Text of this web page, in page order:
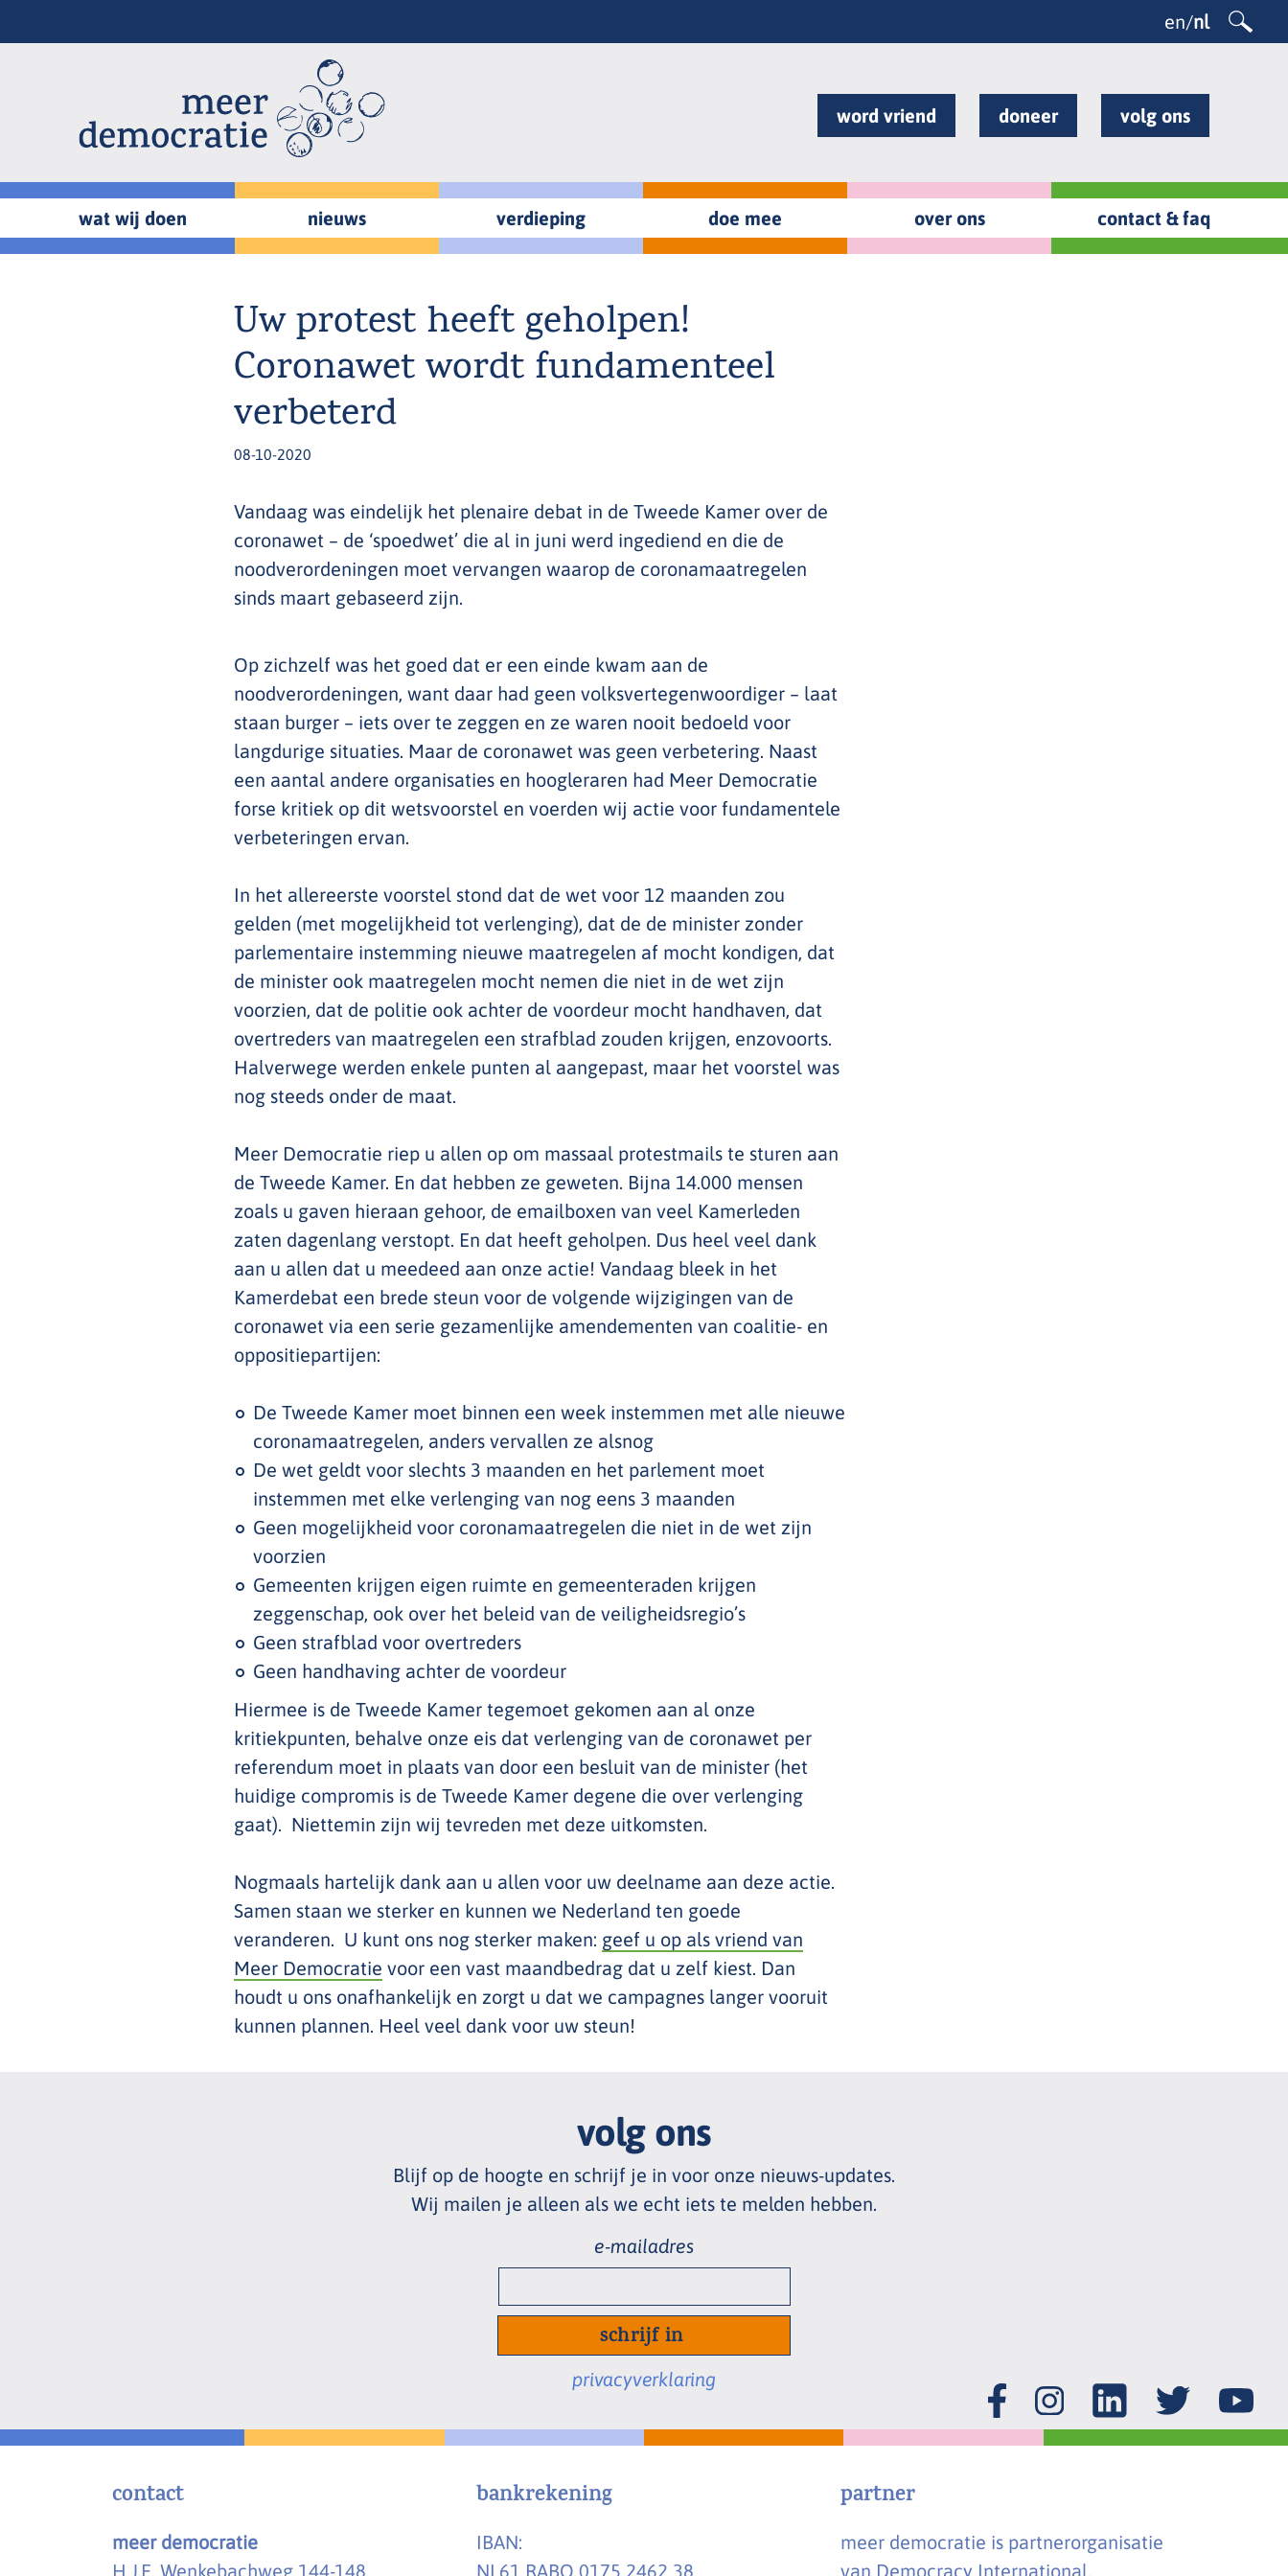
en
en/nl
word vriend doneer volg ons
wat wij doen nieuws verdieping doe mee over ons contact & faq
Uw protest heeft geholpen!
Coronawet wordt fundamenteel
verbeterd
08-10-2020
Vandaag was eindelijk het plenaire debat in de Tweede Kamer over de
coronawet – de ‘spoedwet’ die al in juni werd ingediend en die de
noodverordeningen moet vervangen waarop de coronamaatregelen
sinds maart gebaseerd zijn.
Op zichzelf was het goed dat er een einde kwam aan de
noodverordeningen, want daar had geen volksvertegenwoordiger – laat
staan burger – iets over te zeggen en ze waren nooit bedoeld voor
langdurige situaties. Maar de coronawet was geen verbetering. Naast
een aantal andere organisaties en hoogleraren had Meer Democratie
forse kritiek op dit wetsvoorstel en voerden wij actie voor fundamentele
verbeteringen ervan.
In het allereerste voorstel stond dat de wet voor 12 maanden zou
gelden (met mogelijkheid tot verlenging), dat de de minister zonder
parlementaire instemming nieuwe maatregelen af mocht kondigen, dat
de minister ook maatregelen mocht nemen die niet in de wet zijn
voorzien, dat de politie ook achter de voordeur mocht handhaven, dat
overtreders van maatregelen een strafblad zouden krijgen, enzovoorts.
Halverwege werden enkele punten al aangepast, maar het voorstel was
nog steeds onder de maat.
Meer Democratie riep u allen op om massaal protestmails te sturen aan
de Tweede Kamer. En dat hebben ze geweten. Bijna 14.000 mensen
zoals u gaven hieraan gehoor, de emailboxen van veel Kamerleden
zaten dagenlang verstopt. En dat heeft geholpen. Dus heel veel dank
aan u allen dat u meedeed aan onze actie! Vandaag bleek in het
Kamerdebat een brede steun voor de volgende wijzigingen van de
coronawet via een serie gezamenlijke amendementen van coalitie- en
oppositiepartijen:
De Tweede Kamer moet binnen een week instemmen met alle nieuwe
coronamaatregelen, anders vervallen ze alsnog
De wet geldt voor slechts 3 maanden en het parlement moet
instemmen met elke verlenging van nog eens 3 maanden
Geen mogelijkheid voor coronamaatregelen die niet in de wet zijn
voorzien
Gemeenten krijgen eigen ruimte en gemeenteraden krijgen
zeggenschap, ook over het beleid van de veiligheidsregio’s
Geen strafblad voor overtreders
Geen handhaving achter de voordeur
Hiermee is de Tweede Kamer tegemoet gekomen aan al onze
kritiekpunten, behalve onze eis dat verlenging van de coronawet per
referendum moet in plaats van door een besluit van de minister (het
huidige compromis is de Tweede Kamer degene die over verlenging
gaat). Niettemin zijn wij tevreden met deze uitkomsten.
Nogmaals hartelijk dank aan u allen voor uw deelname aan deze actie.
Samen staan we sterker en kunnen we Nederland ten goede
veranderen. U kunt ons nog sterker maken: geef u op als vriend van
Meer Democratie voor een vast maandbedrag dat u zelf kiest. Dan
houdt u ons onafhankelijk en zorgt u dat we campagnes langer vooruit
kunnen plannen. Heel veel dank voor uw steun!
volg ons
Blijf op de hoogte en schrijf je in voor onze nieuws-updates.
Wij mailen je alleen als we echt iets te melden hebben.
privacyverklaring
contact
meer democratie
H.J.E. Wenkebachweg 144-148
bankrekening
IBAN:
NL61 RABO 0175 2462 38
partner
meer democratie is partnerorganisatie
van Democracy International.